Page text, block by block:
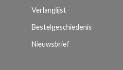
Verlanglijst
Bestelgeschiedenis
Nieuwsbrief